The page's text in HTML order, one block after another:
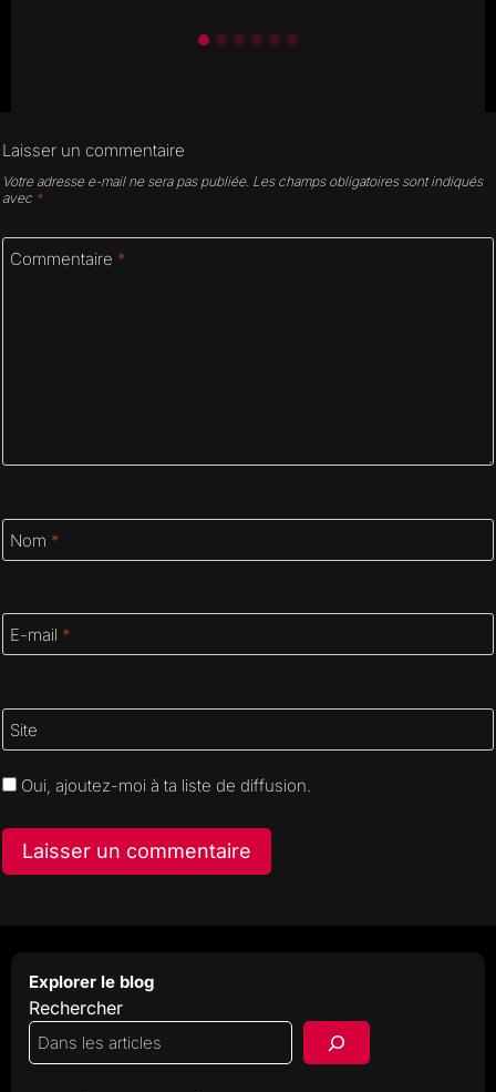
Laisser un commentaire
Votre adresse e-mail ne sera pas publiée. Les champs obligatoires sont indiqués
avec *
Commentaire *
Nom *
E-mail *
Site
Oui, ajoutez-moi à ta liste de diffusion.
Explorer le blog
Rechercher